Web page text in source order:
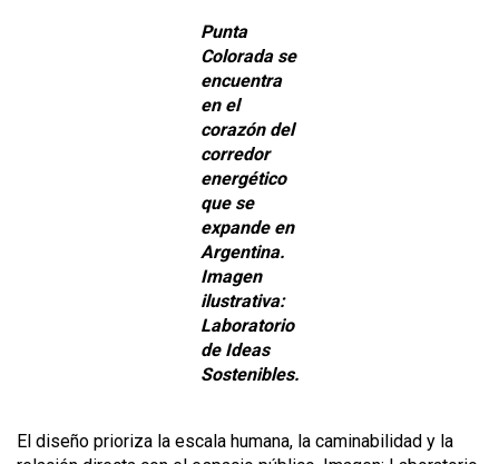
Punta
Colorada se
encuentra
en el
corazón del
corredor
energético
que se
expande en
Argentina.
Imagen
ilustrativa:
Laboratorio
de Ideas
Sostenibles.
El diseño prioriza la escala humana, la caminabilidad y la